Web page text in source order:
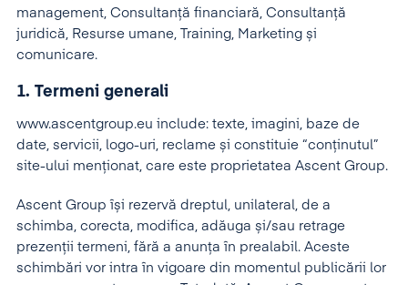
management, Consultanță financiară, Consultanță
juridică, Resurse umane, Training, Marketing și
comunicare.
1. Termeni generali
www.ascentgroup.eu include: texte, imagini, baze de
date, servicii, logo-uri, reclame și constituie “conținutul”
site-ului menționat, care este proprietatea Ascent Group.
Ascent Group își rezervă dreptul, unilateral, de a
schimba, corecta, modifica, adăuga și/sau retrage
prezenții termeni, fără a anunța în prealabil. Aceste
schimbări vor intra în vigoare din momentul publicării lor